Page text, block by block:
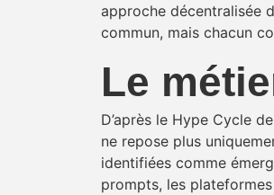
approche décentralisée
commun, mais chacun
Le
D’après le Hype Cycle
ne repose plus
identifiées comme
prompts, les